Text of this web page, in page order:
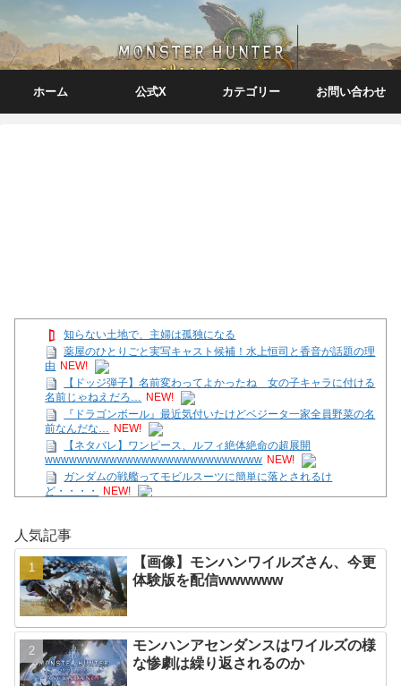
ホーム 公式X カテゴリー お問い合わせ
知らない土地で、主婦は孤独になる
薬屋のひとりごと実写キャスト候補！水上恒司と香音が話題の理
由 NEW!
【ドッジ弾子】名前変わってよかったね 女の子キャラに付ける
名前じゃねえだろ… NEW!
『ドラゴンボール』最近気付いたけどベジータ一家全員野菜の名
前なんだな… NEW!
【ネタバレ】ワンピース、ルフィ絶体絶命の超展開
wwwwwwwwwwwwwwwwwwwwwwwwwww NEW!
ガンダムの戦艦ってモビルスーツに簡単に落とされるけ
ど・・・・
NEW!
【ガークリ】正統派だけど、デッッッカって感じの水着のマネ、
ラファエ口、セッシュウへの反応！！！
NEW!
【SS】花帆「つぐみちゃーん！ 一緒に海行こうよー！」
NEW!
「イーグレットツーミニ」新作ソフト発表会、8月27日に配信
へ！ NEW!
【ネタバレ】ワンピース、ルフィ絶体絶命の超展開
wwwwwwwwwwwwwwwwwwwwwwwwwww NEW!
Powered by livedoor 相互RSS
人気記事
【画像】モンハンワイルズさん、今更
体験版を配信wwwwww
モンハンアセンダンスはワイルズの様
な惨劇は繰り返されるのか